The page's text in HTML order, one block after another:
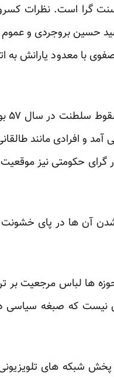
گرا است. نظرات
حسین بروجردی و
با معدود یارانش به
و افرادی مانند
گرای حکومتی نیز
شدن آن ها در پای
ها لباس مرجعیت بر
نیست که صبغه سیاسی
پخش شبکه های